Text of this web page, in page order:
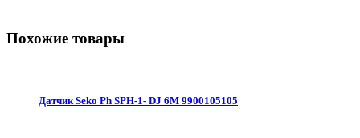
Похожие товары
Датчик Seko Ph SPH-1- DJ 6M 9900105105